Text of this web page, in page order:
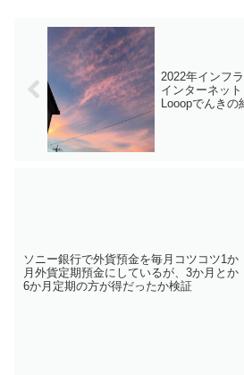
2022年インフ
インターネッ
Looopでんきの
ソニー銀行で外貨預金を毎月コツコツ1か
月外貨定期預金にしているが、3か月とか
6か月定期の方が得だったか検証